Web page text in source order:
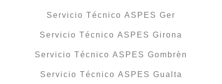
Servicio Técnico ASPES Ger
Servicio Técnico ASPES Girona
Servicio Técnico ASPES Gombrèn
Servicio Técnico ASPES Gualta